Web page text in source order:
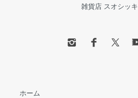
雑貨店 スオシッキ
ホーム